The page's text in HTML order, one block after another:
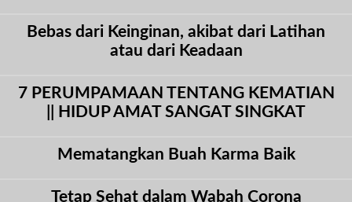
Bebas dari Keinginan, akibat dari Latihan
atau dari Keadaan
7 PERUMPAMAAN TENTANG KEMATIAN
|| HIDUP AMAT SANGAT SINGKAT
Mematangkan Buah Karma Baik
Tetap Sehat dalam Wabah Corona